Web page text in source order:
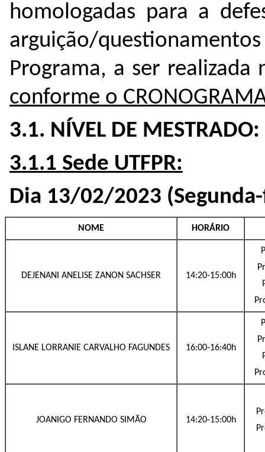
homologadas para a
arguição/
Programa, a ser
conforme o
3.1. NÍVEL DE MESTRADO:
3.1.1 Sede UTFPR:
Dia 13/02/2023
NOME HORÁRIO
DEJENANI ANELISE ZANON SACHSER 14:20-15:00h
ISLANE LORRANIE CARVALHO FAGUNDES 16:00-16:40h
JOANIGO FERNANDO SIMÃO 14:20-15:00h